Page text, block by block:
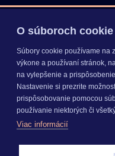
Cenníky Odporučte nás
konfigurácia
CenníkyOdporučte nás
konfigurácia
Odoberajte
O násKariéraPre média
O súboroch
Súbory cookie používame na
výkone a používaní stránok,
na vylepšenie a
Nastavenie si prezrite
prispôsobovanie pomocou
používanie niektorých či
Viac informácií